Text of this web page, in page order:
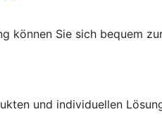
können Sie sich bequem
und individuellen